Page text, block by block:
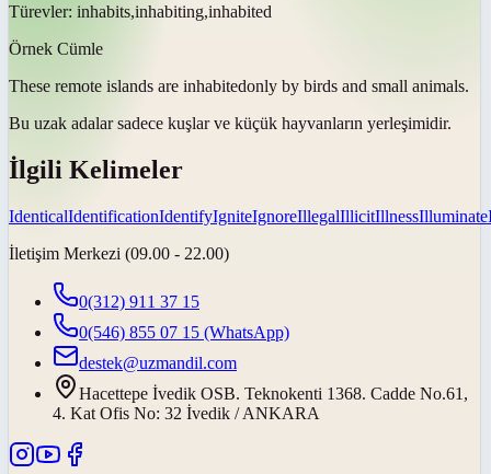
Türevler: inhabits,inhabiting,inhabited
Örnek Cümle
These remote islands are inhabitedonly by birds and small animals.
Bu uzak adalar sadece kuşlar ve küçük hayvanların yerleşimidir.
İlgili Kelimeler
IdenticalIdentificationIdentifyIgniteIgnoreIllegalIllicitIllnessIlluminate
İletişim Merkezi (09.00 - 22.00)
0(312) 911 37 15
0(546) 855 07 15 (WhatsApp)
destek@uzmandil.com
Hacettepe İvedik OSB. Teknokenti 1368. Cadde No.61,
4. Kat Ofis No: 32 İvedik / ANKARA